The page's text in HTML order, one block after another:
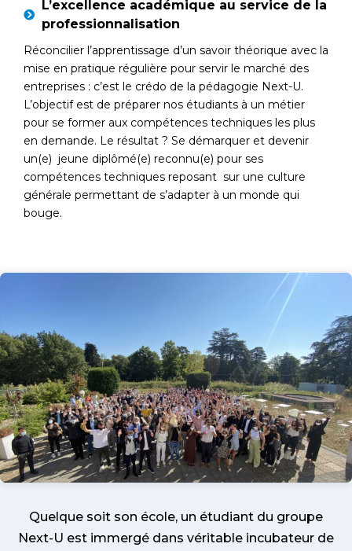
L’excellence académique au service de la
professionnalisation
Réconcilier l’apprentissage d’un savoir théorique avec la
mise en pratique régulière pour servir le marché des
entreprises : c’est le crédo de la pédagogie Next-U.
L’objectif est de préparer nos étudiants à un métier
pour se former aux compétences techniques les plus
en demande. Le résultat ? Se démarquer et devenir
un(e) jeune diplômé(e) reconnu(e) pour ses
compétences techniques reposant sur une culture
générale permettant de s’adapter à un monde qui
bouge.
Quelque soit son école, un étudiant du groupe
Next-U est immergé dans véritable incubateur de